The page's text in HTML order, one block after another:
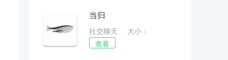
当归
社交聊天
大小：
90.97MB
查看